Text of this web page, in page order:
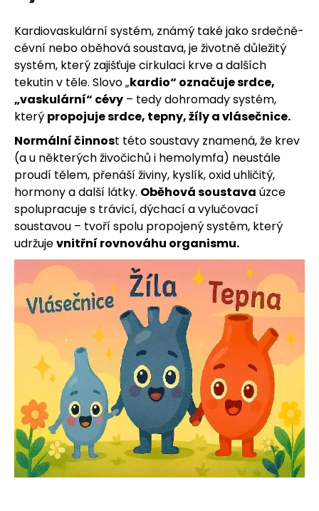
Kardiovaskulární systém, známý také jako srdečně-
cévní nebo oběhová soustava, je životně důležitý
systém, který zajišťuje cirkulaci krve a dalších
tekutin v těle. Slovo „kardio“ označuje srdce,
„vaskulární“ cévy – tedy dohromady systém,
který propojuje srdce, tepny, žíly a vlásečnice.
Normální činnost této soustavy znamená, že krev
(a u některých živočichů i hemolymfa) neustále
proudí tělem, přenáší živiny, kyslík, oxid uhličitý,
hormony a další látky. Oběhová soustava úzce
spolupracuje s trávicí, dýchací a vylučovací
soustavou – tvoří spolu propojený systém, který
udržujevnitřní rovnováhu organismu.
j
e
t
e
n
a
j
í
t
?
HLEDAT
D
o